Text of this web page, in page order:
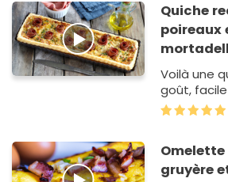
Quiche
poireaux
Délice
Voilà une
goût,
gruyère